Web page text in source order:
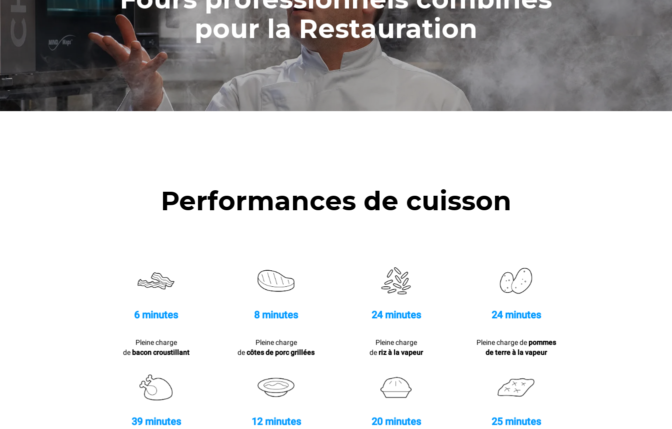
Estimation calculée sur la base des nettoyages
hebdomadaires suivants (42 semaines/an) :
1 nettoyage long
1 nettoyage moyen
pour la Restauration
Performances de cuisson
6 minutes
Pleine charge
de bacon croustillant
8 minutes
Pleine charge
decôtes de porc grillées
24 minutes
Pleine charge
deriz à la vapeur
24 minutes
Pleine charge depommes
de terre à la vapeur
39 minutes 12 minutes 20 minutes 25 minutes